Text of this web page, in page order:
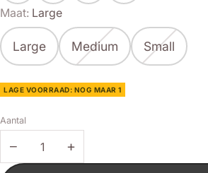
Maat: Large
Large Medium Small
LAGE VOORRAAD: NOG MAAR 1
Aantal
− +